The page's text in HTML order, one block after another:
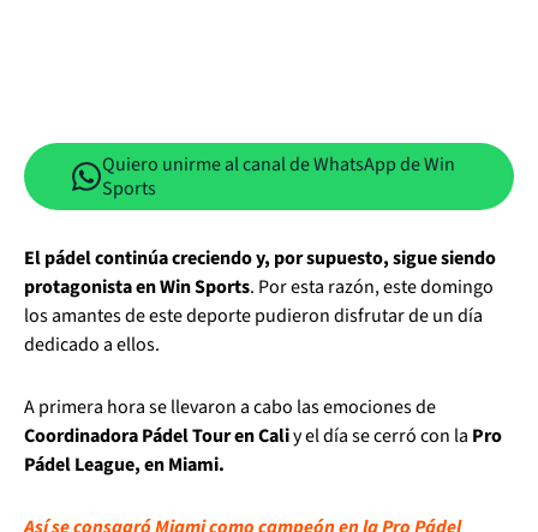
Quiero unirme al canal de WhatsApp de Win
Sports
El pádel continúa creciendo y, por supuesto, sigue siendo
protagonista en Win Sports. Por esta razón, este domingo
los amantes de este deporte pudieron disfrutar de un día
dedicado a ellos.
A primera hora se llevaron a cabo las emociones de
Coordinadora Pádel Tour en Caliy el día se cerró con la Pro
Pádel League, en Miami.
Así se consagró Miami como campeón en la Pro Pádel